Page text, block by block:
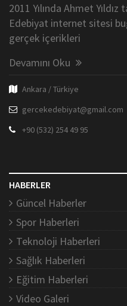
2011 Yılında Ahmet
Edebiyat internet sitesi
gerçek içerikleri
Devamını Oku
Ankara / Türkiye
gercekedebiyat@gmail.com
+90 (532) 254 49 95
HABERLER
Güncel Haberler
Spor Haberleri
Teknoloji Haberleri
Sağlık Haberleri
Eğitim Haberleri
Video Galeri